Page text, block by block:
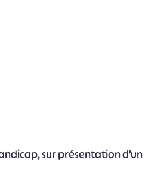
sur présentation d’un